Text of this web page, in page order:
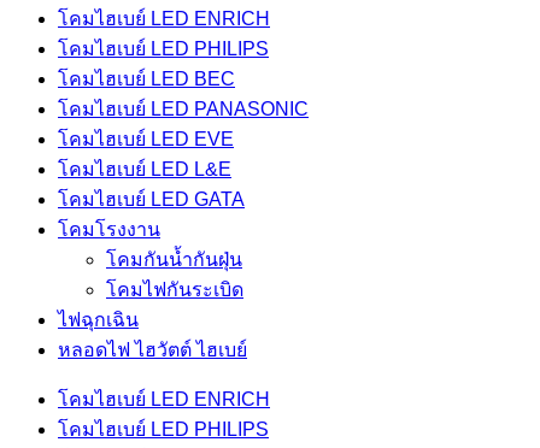
โคมไฮเบย์ LED ENRICH
โคมไฮเบย์ LED PHILIPS
โคมไฮเบย์ LED BEC
โคมไฮเบย์ LED PANASONIC
โคมไฮเบย์ LED EVE
โคมไฮเบย์ LED L&E
โคมไฮเบย์ LED GATA
โคมโรงงาน
โคมกันน้ำกันฝุ่น
โคมไฟกันระเบิด
ไฟฉุกเฉิน
หลอดไฟ ไฮวัตต์ ไฮเบย์
โคมไฮเบย์ LED ENRICH
โคมไฮเบย์ LED PHILIPS